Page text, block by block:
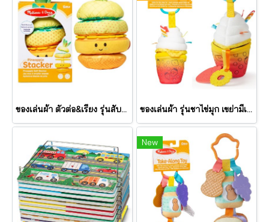
ของเล่นผ้า ตัวต่อ&เรียง รุ่นสับปะรด เขย่ามีเสียง Pineapple Stacker รุ่น 30743 ยี่ห้อ Melissa & Doug ของเล่นผ้า รุ่นชาไข่มุก เขย่ามีเสียง Bubble Tea Take Along Toy รุ่น 30744 ยี่ห้อ Melissa & Doug
New